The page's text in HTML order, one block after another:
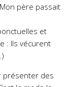
père passait
et
: Ils vécurent
présenter des